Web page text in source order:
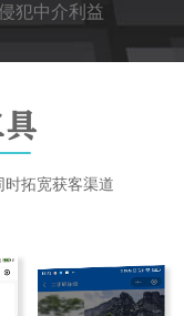
犯中介利益
拓宽获客渠道